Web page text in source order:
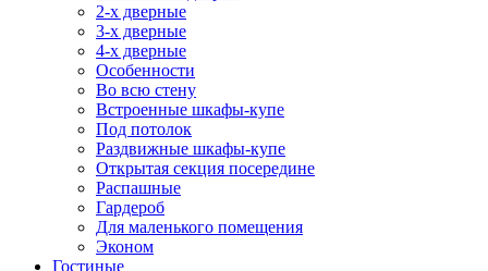
2-х дверные
3-х дверные
4-х дверные
Особенности
Во всю стену
Встроенные шкафы-купе
Под потолок
Раздвижные шкафы-купе
Открытая секция посередине
Распашные
Гардероб
Для маленького помещения
Эконом
Гостиные